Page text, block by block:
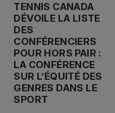
TENNIS CANADA
DÉVOILE LA LISTE
DES
CONFÉRENCIERS
POUR HORS PAIR :
LA CONFÉRENCE
SUR L’ÉQUITÉ DES
GENRES DANS LE
SPORT